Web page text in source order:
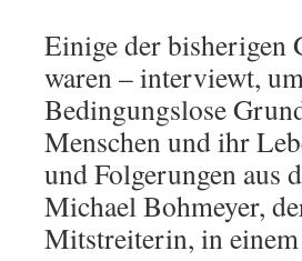
Einige der bisherigen
waren – interviewt,
Bedingungslose
Menschen und ihr
und Folgerungen aus
Michael Bohmeyer,
Mitstreiterin, in